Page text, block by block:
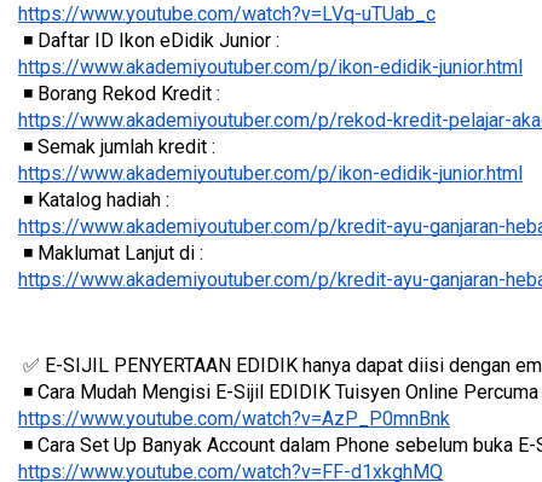
https://www.youtube.com/watch?v=LVq-uTUab_c
◾️ Daftar ID Ikon eDidik Junior :
https://www.akademiyoutuber.com/p/ikon-edidik-junior.html
◾️ Borang Rekod Kredit :
https://www.akademiyoutuber.com/p/rekod-kredit-pelajar-
◾️ Semak jumlah kredit :
https://www.akademiyoutuber.com/p/ikon-edidik-junior.html
◾️ Katalog hadiah :
https://www.akademiyoutuber.com/p/kredit-ayu-ganjaran-
◾️ Maklumat Lanjut di :
https://www.akademiyoutuber.com/p/kredit-ayu-ganjaran-
✅ E-SIJIL PENYERTAAN EDIDIK hanya dapat diisi dengan
◾️ Cara Mudah Mengisi E-Sijil EDIDIK Tuisyen Online
https://www.youtube.com/watch?v=AzP_P0mnBnk
◾️ Cara Set Up Banyak Account dalam Phone sebelum buka E-
https://www.youtube.com/watch?v=FF-d1xkghMQ